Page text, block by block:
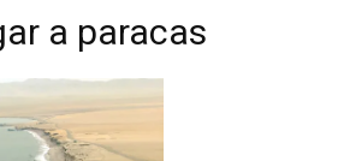
a paracas